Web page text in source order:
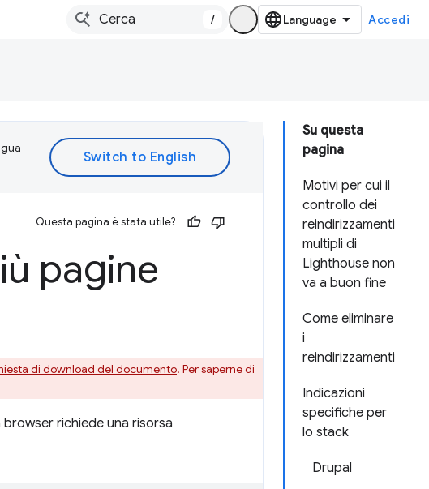
/ Accedi
Su questa
pagina
Motivi per cui il
controllo dei
reindirizzamenti
multipli di
Lighthouse non
va a buon fine
Come eliminare
i
reindirizzamenti
Indicazioni
specifiche per
lo stack
Drupal
Questa pagina è stata utile?
pagine
di download del documento. Per saperne di
richiede una risorsa